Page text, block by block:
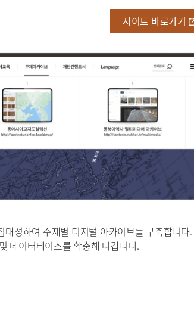
사이트 바로가기
성하여 주제별 디지털 아카이브를 구축합니다
데이터베이스를 확충해 나갑니다.